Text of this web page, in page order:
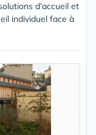
d’accueil et
individuel face à